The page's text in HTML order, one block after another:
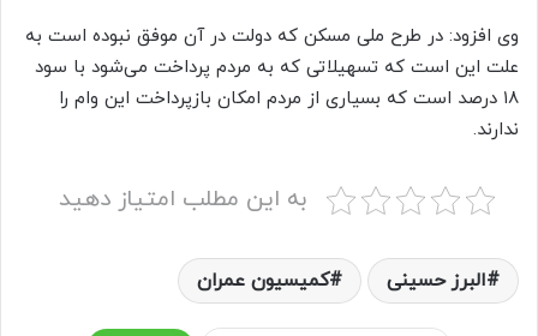
وی افزود: در طرح ملی مسکن که دولت در آن موفق نبوده است به
علت این است که تسهیلاتی که به مردم پرداخت می‌شود با سود
۱۸ درصد است که بسیاری از مردم امکان بازپرداخت این وام را
ندارند.
به این مطلب امتیاز دهید
البرز حسینی کمیسیون عمران